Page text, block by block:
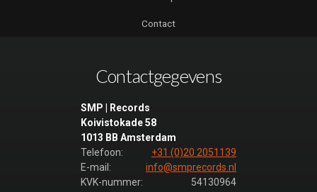
Contact
Contactgegevens
SMP | Records
Koivistokade 58
1013 BB Amsterdam
Telefoon:
+31 (0)20 2051139
E-mail:
info@smprecords.nl
KVK-nummer:
54130964